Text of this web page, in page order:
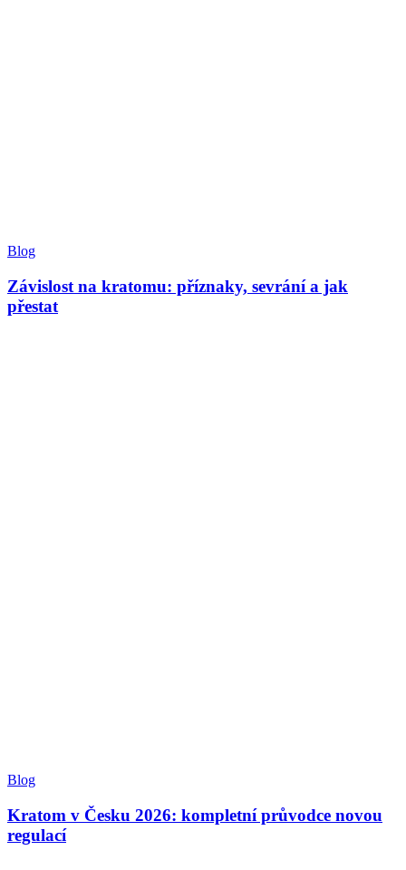
Blog
Závislost na kratomu: příznaky, sevrání a jak
přestat
Blog
Kratom v Česku 2026: kompletní průvodce novou
regulací